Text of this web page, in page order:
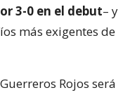
3-0 en el debut– y
más exigentes de
Rojos será